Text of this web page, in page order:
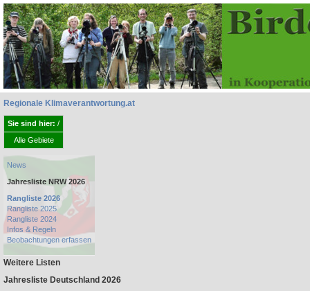
Regionale Klimaverantwortung.at
Sie sind hier: /
Alle Gebiete
News
Jahresliste NRW 2026
Rangliste 2026
Rangliste 2025
Rangliste 2024
Infos & Regeln
Beobachtungen erfassen
Weitere Listen
Jahresliste Deutschland 2026